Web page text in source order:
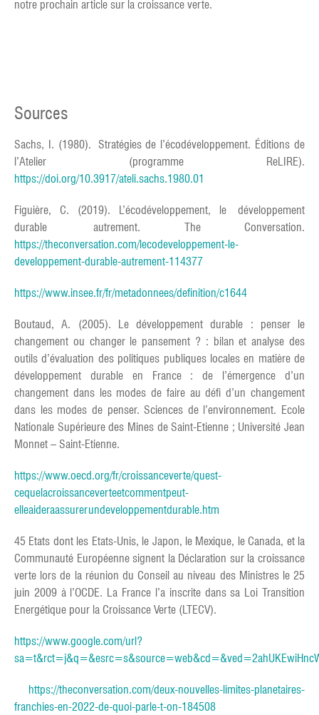
notre prochain article sur la croissance verte.
Sources
Sachs, I. (1980). Stratégies de l’écodéveloppement. Éditions de
l’Atelier (programme ReLIRE).
https://doi.org/10.3917/ateli.sachs.1980.01
Figuière, C. (2019). L’écodéveloppement, le développement
durable autrement. The Conversation.
https://theconversation.com/lecodeveloppement-le-
developpement-durable-autrement-114377
https://www.insee.fr/fr/metadonnees/definition/c1644
Boutaud, A. (2005). Le développement durable : penser le
changement ou changer le pansement ? : bilan et analyse des
outils d’évaluation des politiques publiques locales en matière de
développement durable en France : de l’émergence d’un
changement dans les modes de faire au défi d’un changement
dans les modes de penser. Sciences de l’environnement. Ecole
Nationale Supérieure des Mines de Saint-Etienne ; Université Jean
Monnet – Saint-Etienne.
https://www.oecd.org/fr/croissanceverte/quest-
cequelacroissanceverteetcommentpeut-
elleaideraassurerundeveloppementdurable.htm
45 Etats dont les Etats-Unis, le Japon, le Mexique, le Canada, et la
Communauté Européenne signent la Déclaration sur la croissance
verte lors de la réunion du Conseil au niveau des Ministres le 25
juin 2009 à l’OCDE. La France l’a inscrite dans sa Loi Transition
Energétique pour la Croissance Verte (LTECV).
https://www.google.com/url?
https://theconversation.com/deux-nouvelles-limites-planetaires-
franchies-en-2022-de-quoi-parle-t-on-184508